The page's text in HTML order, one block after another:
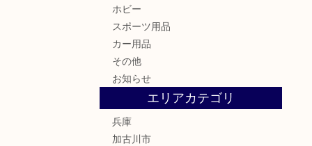
ホビー
スポーツ用品
カー用品
その他
お知らせ
エリアカテゴリ
兵庫
加古川市